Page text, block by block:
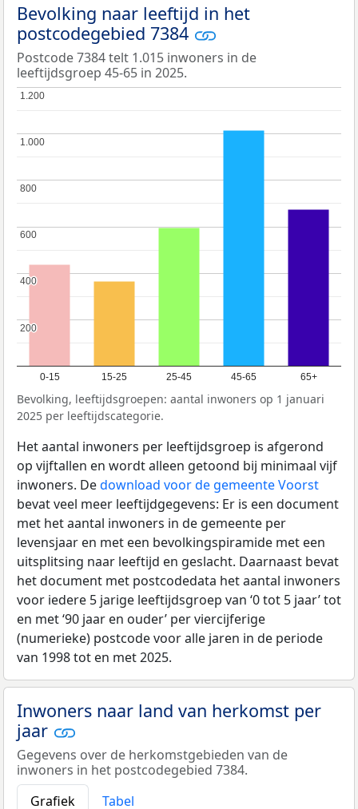
Bevolking naar leeftijd in het
postcodegebied 7384
Postcode 7384 telt 1.015 inwoners in de
leeftijdsgroep 45-65 in 2025.
0-15 15-25 25-45 45-65 65+
200
200
400
400
600
600
800
800
1.000
1.000
1.200
1.200
Bevolking, leeftijdsgroepen: aantal inwoners op 1 januari
2025 per leeftijdscategorie.
Het aantal inwoners per leeftijdsgroep is afgerond
op vijftallen en wordt alleen getoond bij minimaal vijf
inwoners. Dedownload voor de gemeente Voorst
bevat veel meer leeftijdgegevens: Er is een document
met het aantal inwoners in de gemeente per
levensjaar en met een bevolkingspiramide met een
uitsplitsing naar leeftijd en geslacht. Daarnaast bevat
het document met postcodedata het aantal inwoners
voor iedere 5 jarige leeftijdsgroep van ‘0 tot 5 jaar’ tot
en met ‘90 jaar en ouder’ per viercijferige
(numerieke) postcode voor alle jaren in de periode
van 1998 tot en met 2025.
Inwoners naar land van herkomst per
jaar
Gegevens over de herkomstgebieden van de
inwoners in het postcodegebied 7384.
Grafiek
Tabel